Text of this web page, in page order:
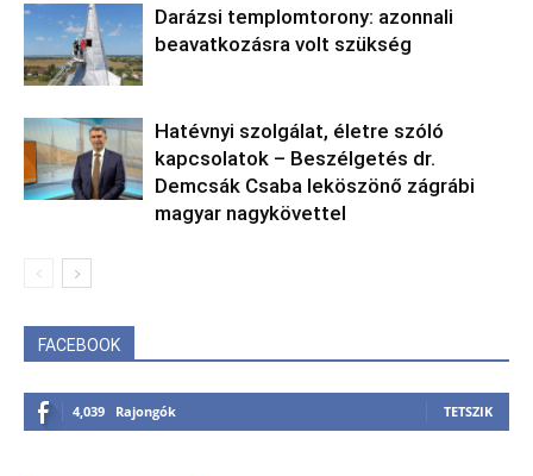
Darázsi templomtorony: azonnali
beavatkozásra volt szükség
Hatévnyi szolgálat, életre szóló
kapcsolatok – Beszélgetés dr.
Demcsák Csaba leköszönő zágrábi
magyar nagykövettel
FACEBOOK
4,039 Rajongók TETSZIK